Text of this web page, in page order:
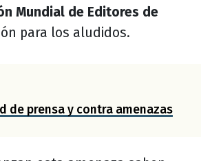
Mundial de Editores de
para los aludidos.
de prensa y contra amenazas